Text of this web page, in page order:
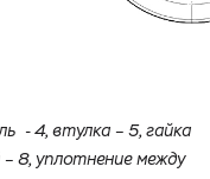
- 4, втулка – 5, гайка
8, уплотнение между